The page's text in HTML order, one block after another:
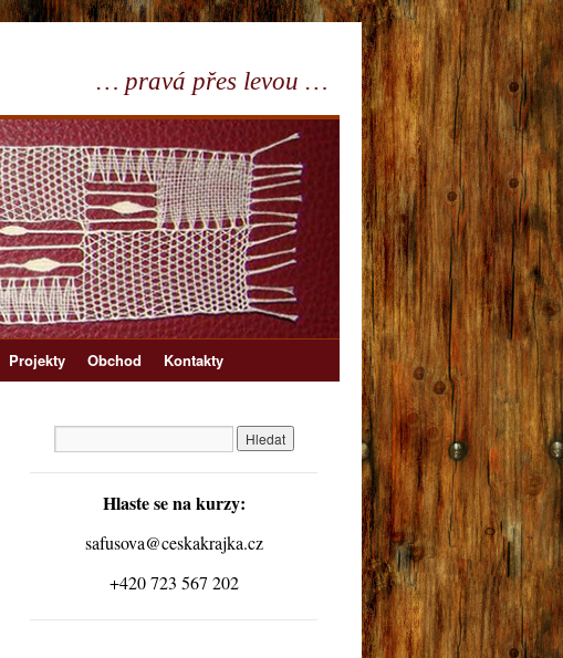
… pravá přes levou …
Projekty Obchod Kontakty
Hlaste se na kurzy:
safusova@ceskakrajka.cz
+420 723 567 202